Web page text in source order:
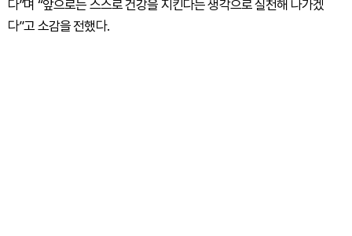
다”며 “앞으로는 스스로 건강을 지킨다는 생각으로 실천해 나가겠
다”고 소감을 전했다.